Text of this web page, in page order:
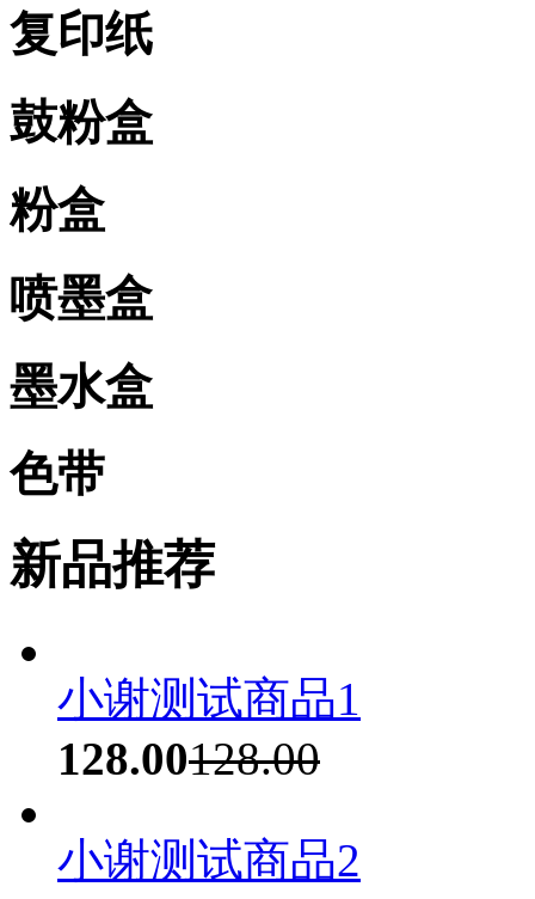
复印纸
鼓粉盒
粉盒
喷墨盒
墨水盒
色带
新品推荐
小谢测试商品1
128.00128.00
小谢测试商品2